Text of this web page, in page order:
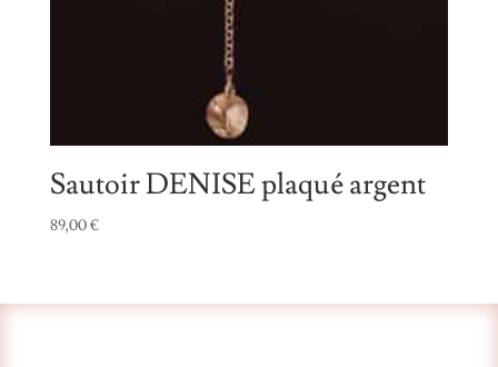
Sautoir DENISE plaqué argent
89,00€